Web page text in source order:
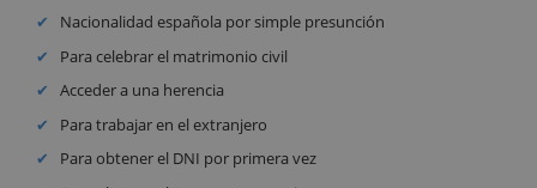
Nacionalidad española por simple presunción
Para celebrar el matrimonio civil
Acceder a una herencia
Para trabajar en el extranjero
Para obtener el DNI por primera vez